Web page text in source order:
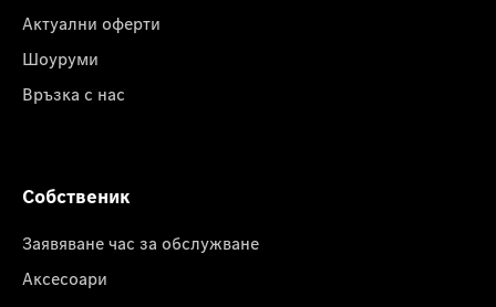
Актуални оферти
Шоуруми
Връзка с нас
Собственик
Заявяване час за обслужване
Аксесоари